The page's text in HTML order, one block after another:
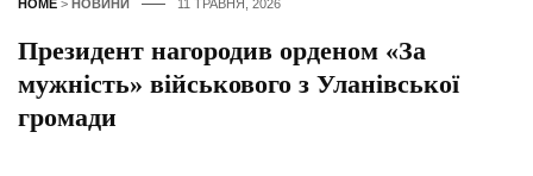
HOME > НОВИНИ 11 ТРАВНЯ, 2026
Президент нагородив орденом «За
мужність» військового з Уланівської
громади